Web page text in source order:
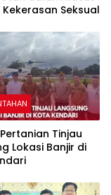
Seksual
Tinjau
Lokasi Banjir di